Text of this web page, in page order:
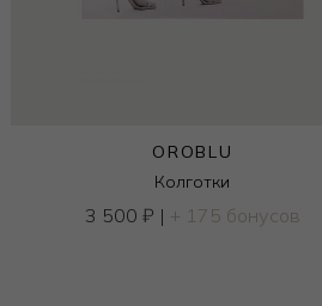
OROBLU
Колготки
3 500 ₽ | + 175 бонусов